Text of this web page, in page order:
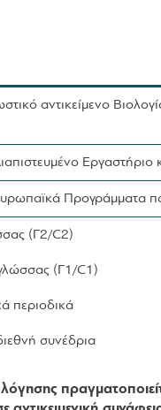
αντικείμενο
Προγράμματα
(Γ2/C2)
(Γ1/C1)
περιοδικά
συνέδρια